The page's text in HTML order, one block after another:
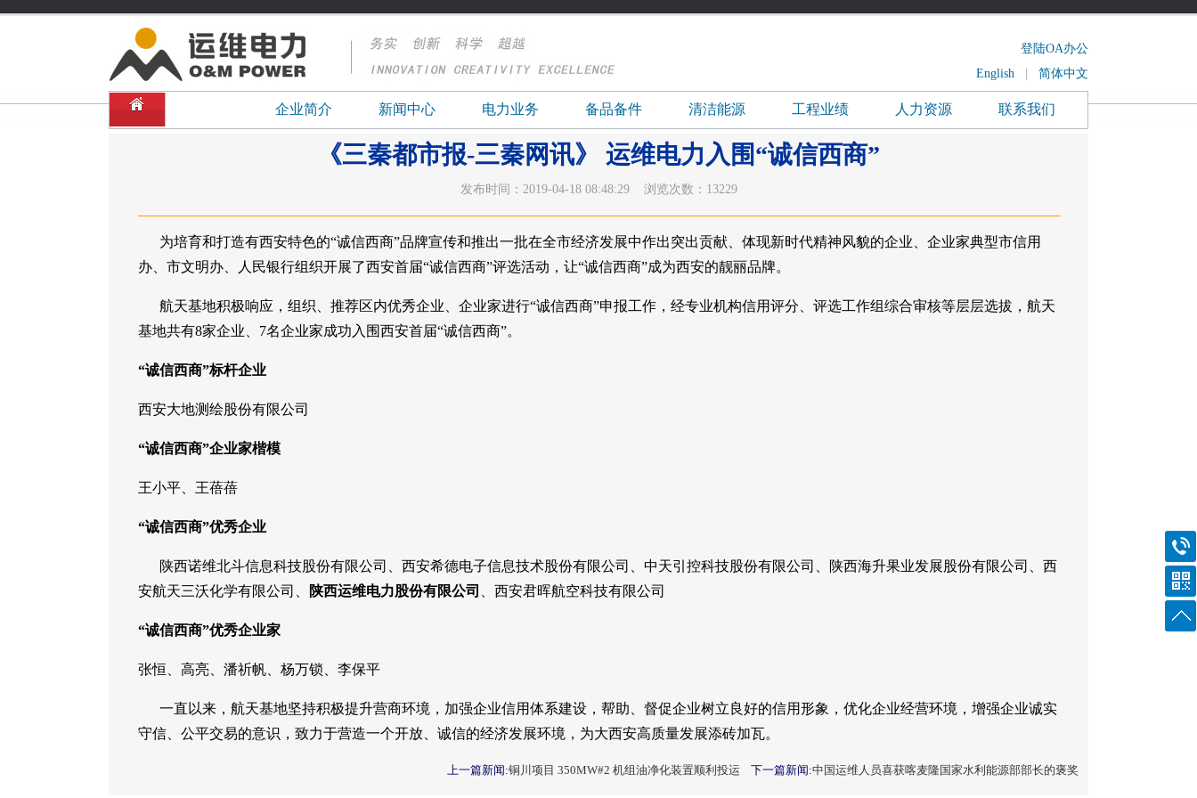
登陆OA办公
English
简体中文
企业简介 新闻中心 电力业务 备品备件 清洁能源 工程业绩 人力资源 联系我们
《三秦都市报-三秦网讯》 运维电力入围“诚信西商”
发布时间：2019-04-18 08:48:29 浏览次数：13229
为培育和打造有西安特色的“诚信西商”品牌宣传和推出一批在全市经济发展中作出突出贡献、体现新时代精神风貌的企业、企业家典型市信用
办、市文明办、人民银行组织开展了西安首届“诚信西商”评选活动，让“诚信西商”成为西安的靓丽品牌。
航天基地积极响应，组织、推荐区内优秀企业、企业家进行“诚信西商”申报工作，经专业机构信用评分、评选工作组综合审核等层层选拔，航天
基地共有8家企业、7名企业家成功入围西安首届“诚信西商”。
“诚信西商”标杆企业
西安大地测绘股份有限公司
“诚信西商”企业家楷模
王小平、王蓓蓓
“诚信西商”优秀企业
陕西诺维北斗信息科技股份有限公司、西安希德电子信息技术股份有限公司、中天引控科技股份有限公司、陕西海升果业发展股份有限公司、西
安航天三沃化学有限公司、
陕西运维电力股份有限公司 、西安君晖航空科技有限公司
“诚信西商”优秀企业家
张恒、高亮、潘祈帆、杨万锁、李保平
一直以来，航天基地坚持积极提升营商环境，加强企业信用体系建设，帮助、督促企业树立良好的信用形象，优化企业经营环境，增强企业诚实
守信、公平交易的意识，致力于营造一个开放、诚信的经济发展环境，为大西安高质量发展添砖加瓦。
上一篇新闻:铜川项目 350MW#2 机组油净化装置顺利投运 下一篇新闻:中国运维人员喜获喀麦隆国家水利能源部部长的褒奖